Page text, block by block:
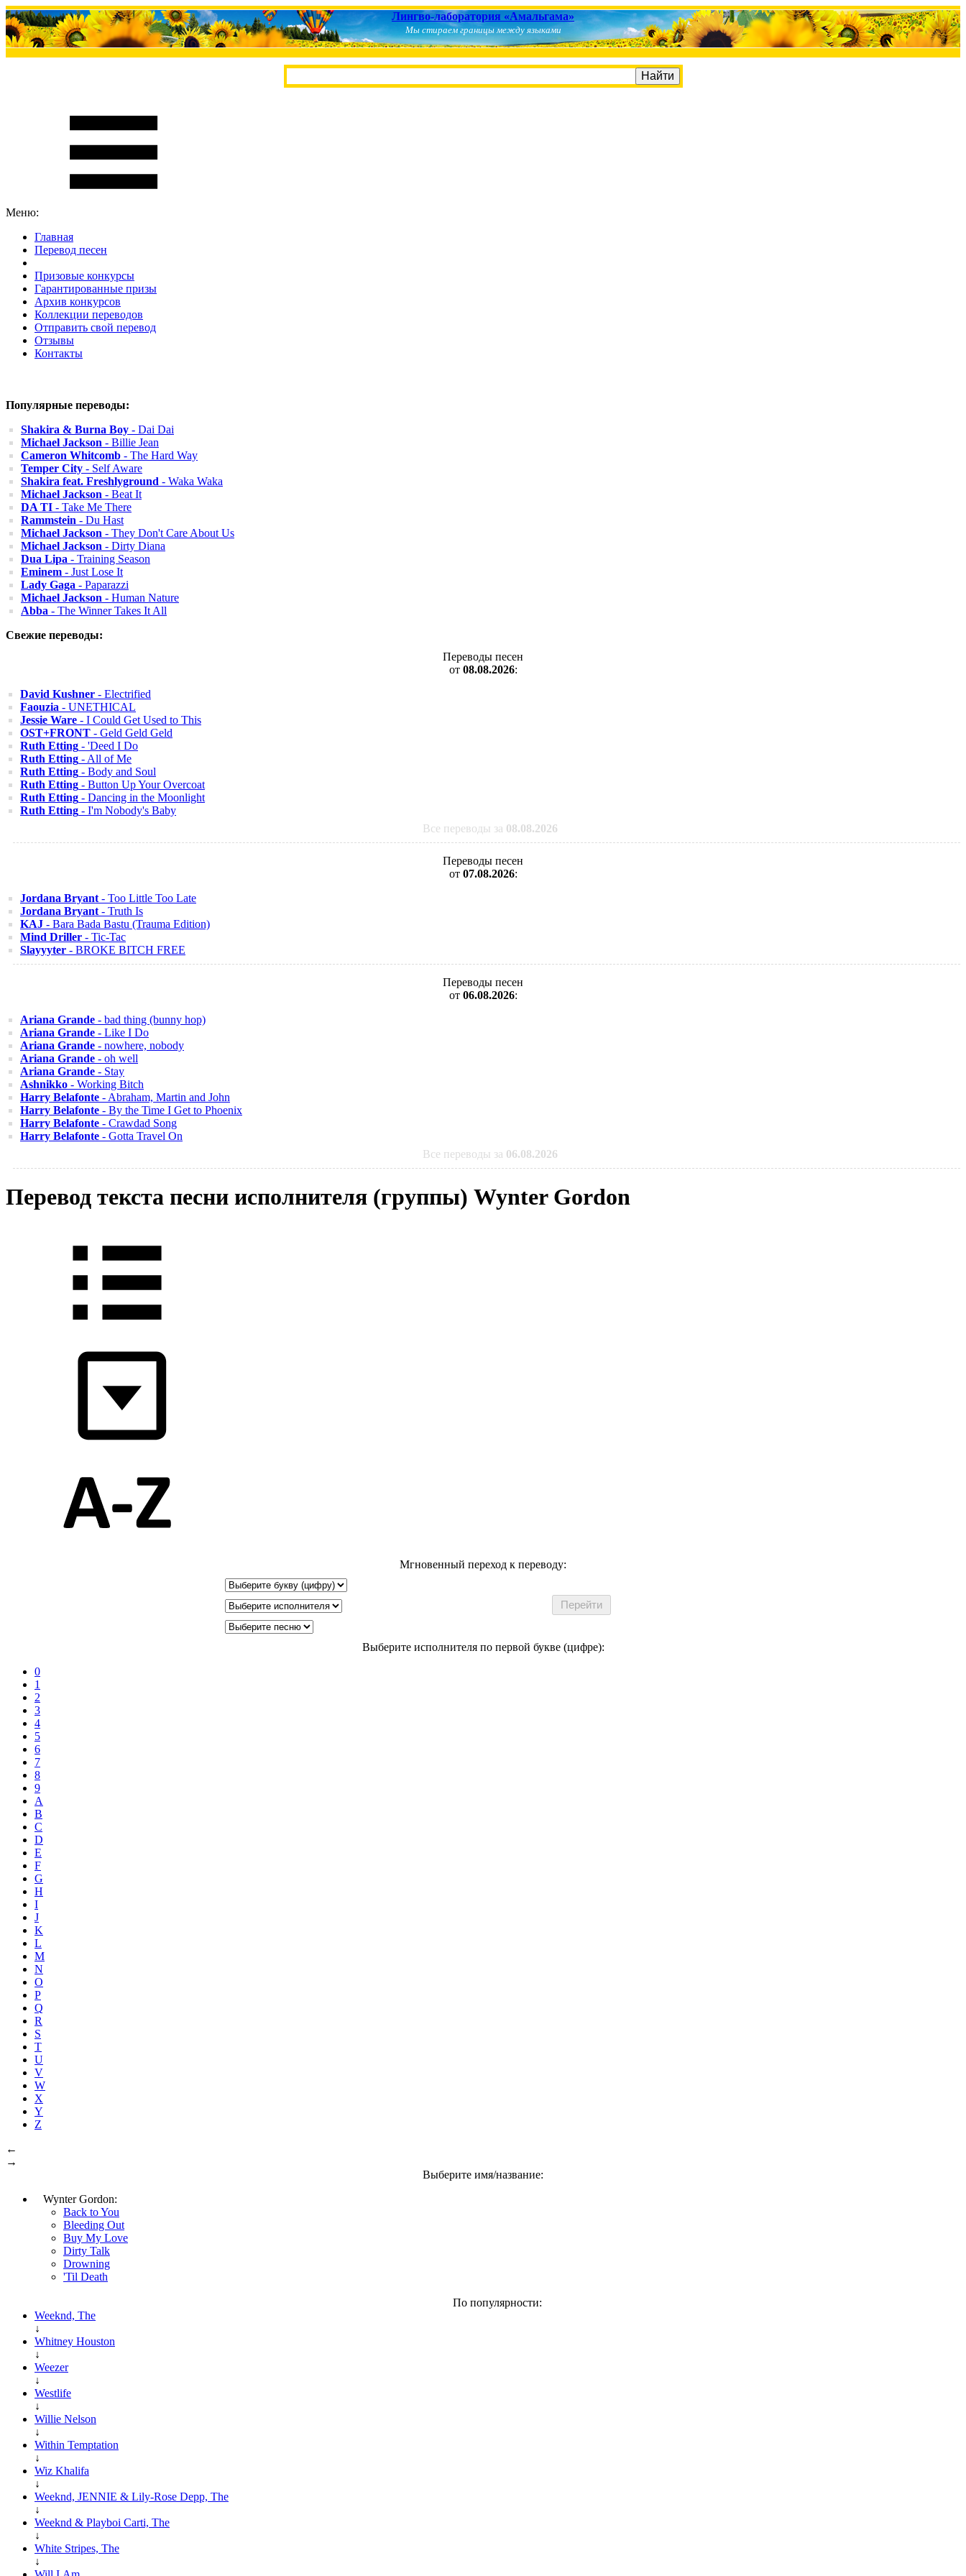
Лингво-лаборатория «Амальгама»
Мы стираем границы между языками
Меню:
Главная
Перевод песен
Призовые конкурсы
Гарантированные призы
Архив конкурсов
Коллекции переводов
Отправить свой перевод
Отзывы
Контакты
Популярные переводы:
Shakira & Burna Boy - Dai Dai
Michael Jackson - Billie Jean
Cameron Whitcomb - The Hard Way
Temper City - Self Aware
Shakira feat. Freshlyground - Waka Waka
Michael Jackson - Beat It
DA TI - Take Me There
Rammstein - Du Hast
Michael Jackson - They Don't Care About Us
Michael Jackson - Dirty Diana
Dua Lipa - Training Season
Eminem - Just Lose It
Lady Gaga - Paparazzi
Michael Jackson - Human Nature
Abba - The Winner Takes It All
Свежие переводы:
Переводы песен
от 08.08.2026:
David Kushner - Electrified
Faouzia - UNETHICAL
Jessie Ware - I Could Get Used to This
OST+FRONT - Geld Geld Geld
Ruth Etting - 'Deed I Do
Ruth Etting - All of Me
Ruth Etting - Body and Soul
Ruth Etting - Button Up Your Overcoat
Ruth Etting - Dancing in the Moonlight
Ruth Etting - I'm Nobody's Baby
Все переводы за 08.08.2026
Переводы песен
от 07.08.2026:
Jordana Bryant - Too Little Too Late
Jordana Bryant - Truth Is
KAJ - Bara Bada Bastu (Trauma Edition)
Mind Driller - Tic-Tac
Slayyyter - BROKE BITCH FREE
Переводы песен
от 06.08.2026:
Ariana Grande - bad thing (bunny hop)
Ariana Grande - Like I Do
Ariana Grande - nowhere, nobody
Ariana Grande - oh well
Ariana Grande - Stay
Ashnikko - Working Bitch
Harry Belafonte - Abraham, Martin and John
Harry Belafonte - By the Time I Get to Phoenix
Harry Belafonte - Crawdad Song
Harry Belafonte - Gotta Travel On
Все переводы за 06.08.2026
Перевод текста песни исполнителя (группы) Wynter Gordon
Мгновенный переход к переводу:
Выберите исполнителя по первой букве (цифре):
0
1
2
3
4
5
6
7
8
9
A
B
C
D
E
F
G
H
I
J
K
L
M
N
O
P
Q
R
S
T
U
V
W
X
Y
Z
←
→
Выберите имя/название:
Wynter Gordon:
Back to You
Bleeding Out
Buy My Love
Dirty Talk
Drowning
'Til Death
По популярности:
Weeknd, The
↓
Whitney Houston
↓
Weezer
↓
Westlife
↓
Willie Nelson
↓
Within Temptation
↓
Wiz Khalifa
↓
Weeknd, JENNIE & Lily-Rose Depp, The
↓
Weeknd & Playboi Carti, The
↓
White Stripes, The
↓